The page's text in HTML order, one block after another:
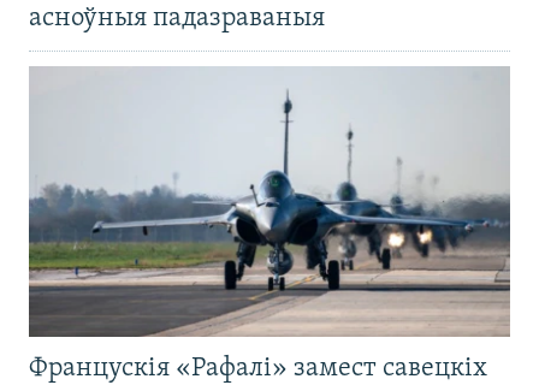
асноўныя падазраваныя
Францускія «Рафалі» замест савецкіх